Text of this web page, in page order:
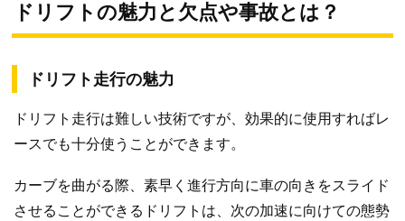
ドリフトの魅力と欠点や事故とは？
ドリフト走行の魅力
ドリフト走行は難しい技術ですが、効果的に使用すればレ
ースでも十分使うことができます。
カーブを曲がる際、素早く進行方向に車の向きをスライド
させることができるドリフトは、次の加速に向けての態勢